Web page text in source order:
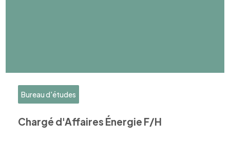
Bureau d'études
Chargé d'Affaires Énergie F/H